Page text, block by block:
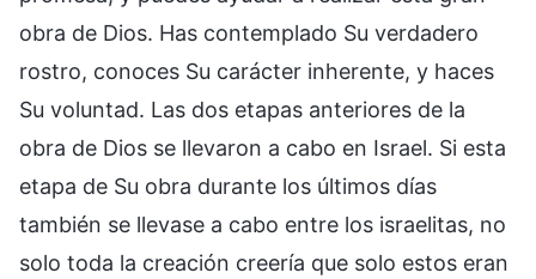
obra de Dios. Has contemplado Su verdadero
rostro, conoces Su carácter inherente, y haces
Su voluntad. Las dos etapas anteriores de la
obra de Dios se llevaron a cabo en Israel. Si esta
etapa de Su obra durante los últimos días
también se llevase a cabo entre los israelitas, no
solo toda la creación creería que solo estos eran